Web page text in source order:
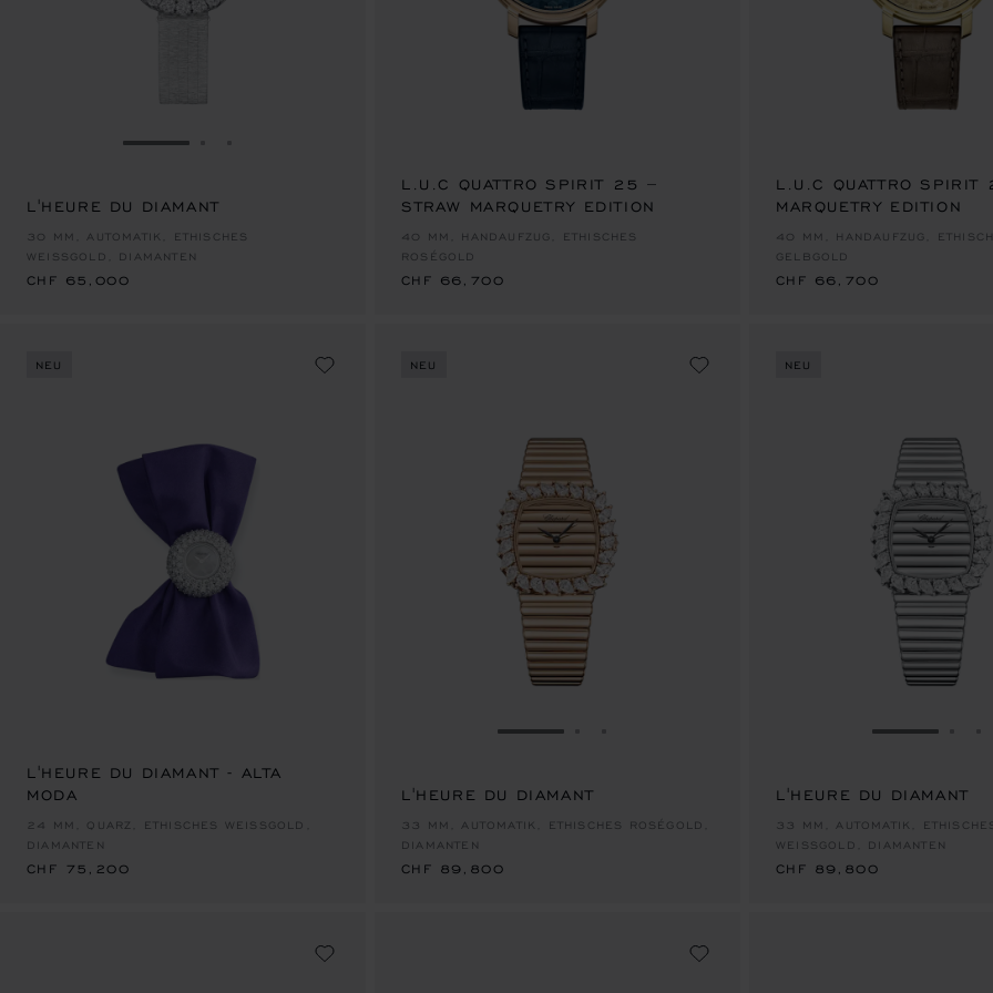
ZUR FOLIE GEHEN 1
L'HEURE DU DIAMANT
30 MM, AUTOMATIK, ETHISCHES
WEISSGOLD, DIAMANTEN
CHF 65,000
L.U.C QUATTRO SPIRIT 25 –
STRAW MARQUETRY EDITION
40 MM, HANDAUFZUG, ETHISCHES
ROSÉGOLD
CHF 66,700
L.U.C QUATTRO SPIRIT
MARQUETRY EDITION
40 MM, HANDAUFZUG,
GELBGOLD
CHF 66,700
NEU
L'HEURE DU DIAMANT - ALTA
MODA
24 MM, QUARZ, ETHISCHES WEISSGOLD, D
IAMANTEN
CHF 75,200
NEU
ZUR FOLIE GEHEN 1
L'HEURE DU DIAMANT
33 MM, AUTOMATIK, ETHISCHES ROSÉGOLD,
DIAMANTEN
CHF 89,800
NEU
ZUR FOLIE
L'HEURE DU DIAMANT
33 MM, AUTOMATIK,
WEISSGOLD, DIAMANTEN
CHF 89,800